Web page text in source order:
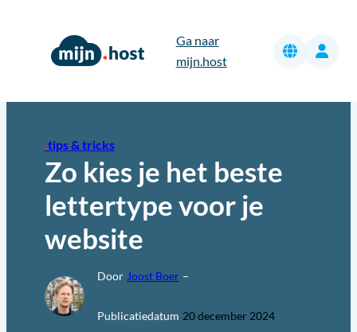
Ga naar
mijn.host
tips & tricks
Zo kies je het beste
lettertype voor je
website
Door Joost Boer –
Publicatiedatum 20 december 2024